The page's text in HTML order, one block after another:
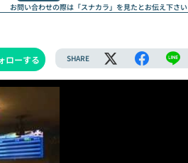
お問い合わせの際は「スナカラ」を見たとお伝え下さい
ローする SHARE